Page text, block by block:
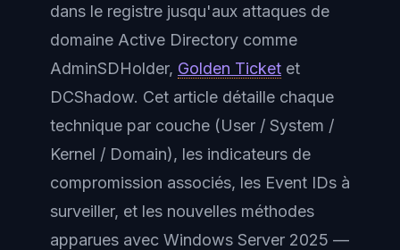
dans le registre jusqu'aux attaques de
domaine Active Directory comme
AdminSDHolder, Golden Ticket et
DCShadow. Cet article détaille chaque
technique par couche (User / System /
Kernel / Domain), les indicateurs de
compromission associés, les Event IDs à
surveiller, et les nouvelles méthodes
apparues avec Windows Server 2025 —